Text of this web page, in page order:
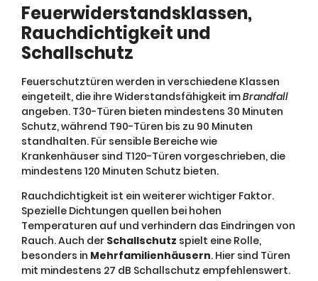
Feuerwiderstandsklassen,
Rauchdichtigkeit und
Schallschutz
Feuerschutztüren werden in verschiedene Klassen
eingeteilt, die ihre Widerstandsfähigkeit imBrandfall
angeben. T30-Türen bieten mindestens 30 Minuten
Schutz, während T90-Türen bis zu 90 Minuten
standhalten. Für sensible Bereiche wie
Krankenhäuser sind T120-Türen vorgeschrieben, die
mindestens 120 Minuten Schutz bieten.
Rauchdichtigkeit ist ein weiterer wichtiger Faktor.
Spezielle Dichtungen quellen bei hohen
Temperaturen auf und verhindern das Eindringen von
Rauch. Auch der Schallschutz spielt eine Rolle,
besonders in Mehrfamilienhäusern. Hier sind Türen
mit mindestens 27 dB Schallschutz empfehlenswert.